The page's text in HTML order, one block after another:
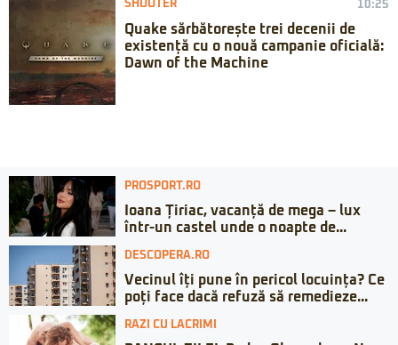
SHOOTER 10:25
Quake sărbătorește trei decenii de
existență cu o nouă campanie oficială:
Dawn of the Machine
PROSPORT.RO
Ioana Țiriac, vacanță de mega – lux
într-un castel unde o noapte de...
DESCOPERA.RO
Vecinul îți pune în pericol locuința? Ce
poți face dacă refuză să remedieze...
RAZI CU LACRIMI